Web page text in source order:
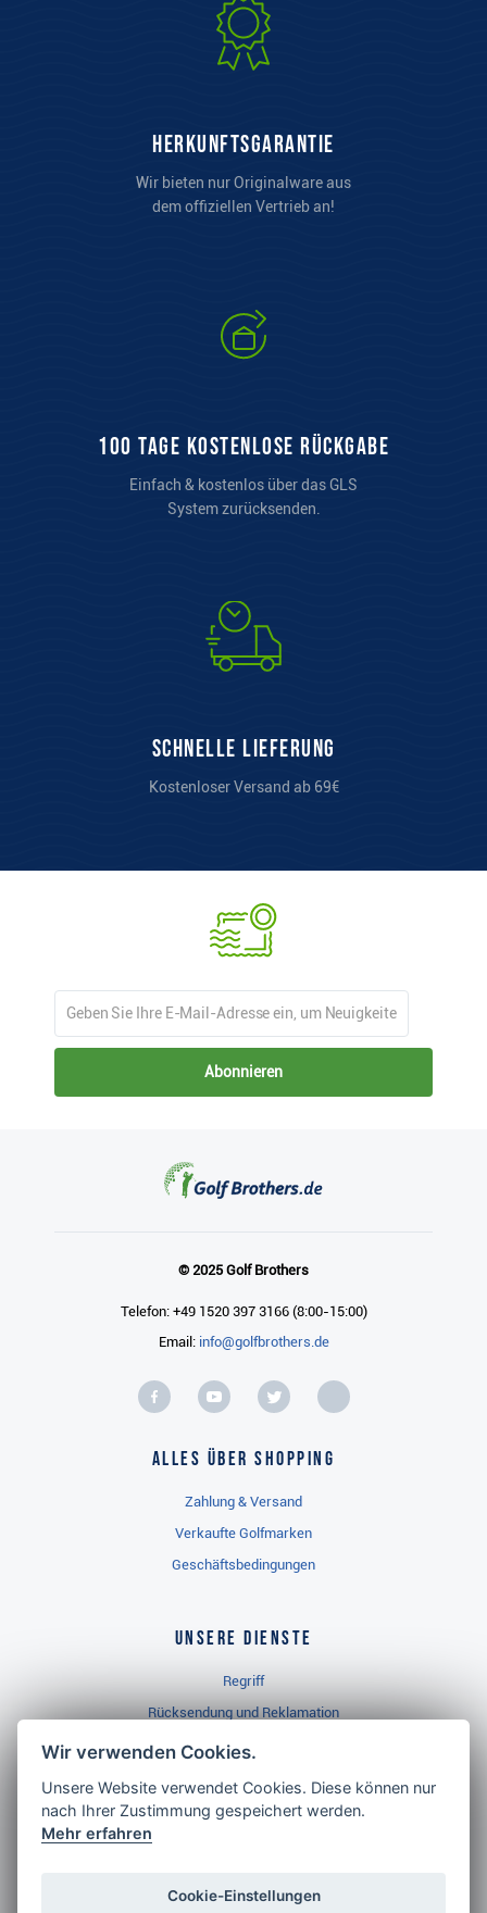
Herkunftsgarantie
Wir bieten nur Originalware aus
dem offiziellen Vertrieb an!
100 Tage kostenlose Rückgabe
Einfach & kostenlos über das GLS
System zurücksenden.
Schnelle Lieferung
Kostenloser Versand ab 69€
Abonnieren
© 2025 Golf Brothers
Telefon: +49 1520 397 3166 (8:00-15:00)
Email: info@golfbrothers.de
Alles über Shopping
Zahlung & Versand
Verkaufte Golfmarken
Geschäftsbedingungen
Unsere Dienste
Regriff
Rücksendung und Reklamation
Widerrufsbelehrung
Golf Brothers.de
Neuheiten
Wir verwenden Cookies.
Unsere Website verwendet Cookies. Diese können nur
nach Ihrer Zustimmung gespeichert werden.
Mehr erfahren
Cookie-Einstellungen